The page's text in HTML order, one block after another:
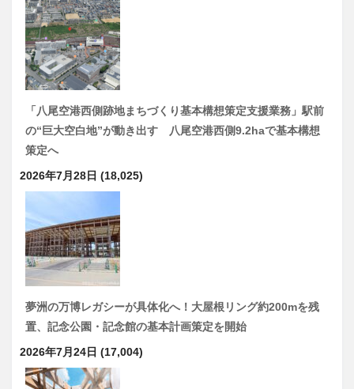
「八尾空港西側跡地まちづくり基本構想策定支援業務」駅前
の“巨大空白地”が動き出す 八尾空港西側9.2haで基本構想
策定へ
2026年7月28日 (18,025)
夢洲の万博レガシーが具体化へ！大屋根リング約200mを残
置、記念公園・記念館の基本計画策定を開始
2026年7月24日 (17,004)